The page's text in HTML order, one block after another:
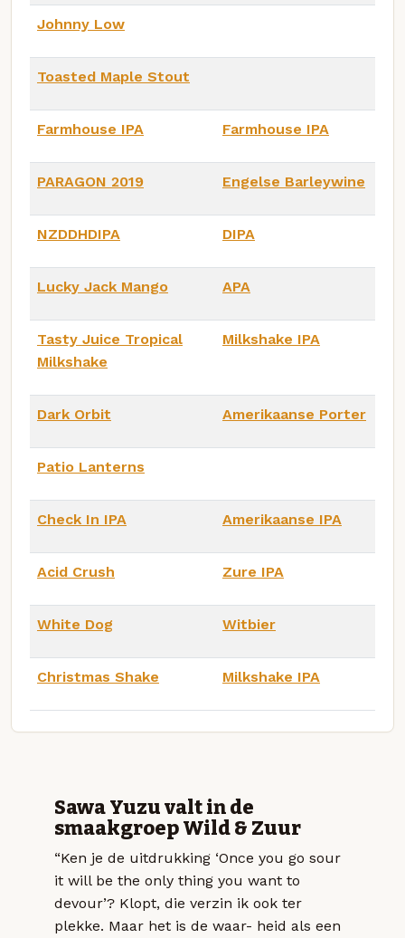
Johnny Low
Toasted Maple Stout
Farmhouse IPA Farmhouse IPA
PARAGON 2019 Engelse Barleywine
NZDDHDIPA DIPA
Lucky Jack Mango APA
Tasty Juice Tropical
Milkshake
Milkshake IPA
Dark Orbit Amerikaanse Porter
Patio Lanterns
Check In IPA Amerikaanse IPA
Acid Crush Zure IPA
White Dog Witbier
Christmas Shake Milkshake IPA
Sawa Yuzu valt in de
smaakgroep Wild & Zuur
“Ken je de uitdrukking ‘Once you go sour
it will be the only thing you want to
devour’? Klopt, die verzin ik ook ter
plekke. Maar het is de waar- heid als een